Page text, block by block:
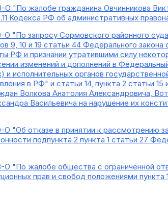
"По жалобе гражданина Овчинникова
Кодекса РФ об административных
"По запросу Сормовского районного
9, 10 и 19 статьи 44 Федерального закона
РФ и признании утратившими силу
изменений и дополнений в
исполнительных органов
в РФ" и статьи 14, пункта 2 статьи 15
Волкова Анатолия Александровича,
Васильевича на нарушение их
"Об отказе в принятии к рассмотрению
подпункта 2 пункта 1 статьи 27
"По жалобе общества с ограниченной
прав и свобод положениями пункта